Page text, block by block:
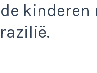
kinderen